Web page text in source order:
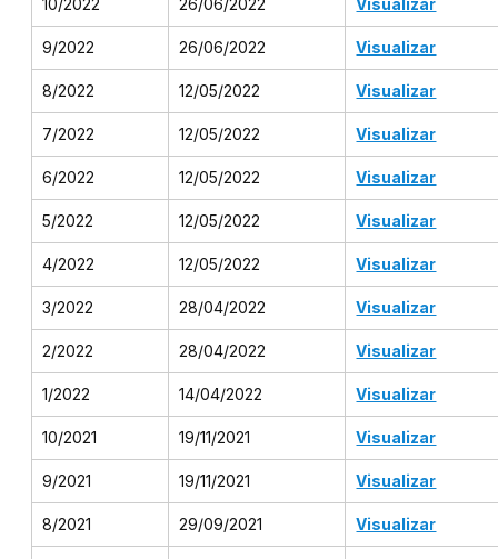
9/2022 26/06/2022 Visualizar
8/2022 12/05/2022 Visualizar
7/2022 12/05/2022 Visualizar
6/2022 12/05/2022 Visualizar
5/2022 12/05/2022 Visualizar
4/2022 12/05/2022 Visualizar
3/2022 28/04/2022 Visualizar
2/2022 28/04/2022 Visualizar
1/2022 14/04/2022 Visualizar
10/2021 19/11/2021 Visualizar
9/2021 19/11/2021 Visualizar
8/2021 29/09/2021 Visualizar